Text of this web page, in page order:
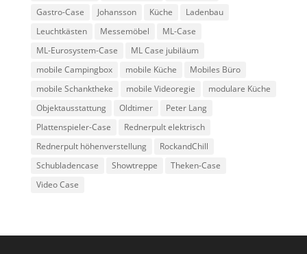
Gastro-Case
Johansson Küche
Ladenbau
Leuchtkästen
Messemöbel
ML-Case
ML-Eurosystem-Case
ML Case jubiläum
mobile Campingbox
mobile Küche
Mobiles Büro
mobile Schanktheke
mobile Videoregie
modulare Küche
Objektausstattung
Oldtimer
Peter Lang
Plattenspieler-Case
Rednerpult elektrisch
Rednerpult höhenverstellung
RockandChill
Schubladencase
Showtreppe
Theken-Case
Video Case